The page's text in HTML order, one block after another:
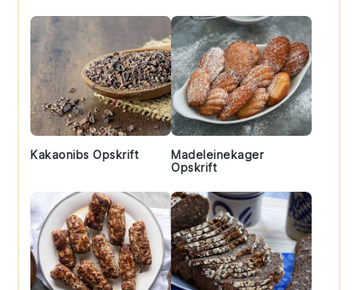
Kakaonibs Opskrift
Madeleinekager
Opskrift